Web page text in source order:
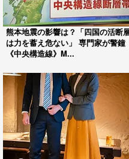
熊本地震の影響は？「四国の活断
は力を蓄え危ない」 専門家が警鐘
《中央構造線》M...